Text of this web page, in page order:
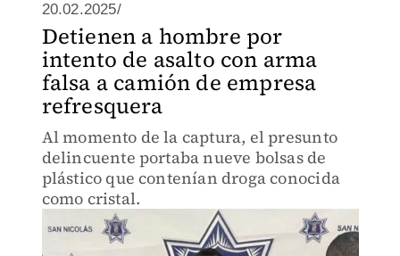
20.02.2025/
Detienen a hombre por
intento de asalto con arma
falsa a camión de empresa
refresquera
Al momento de la captura, el presunto
delincuente portaba nueve bolsas de
plástico que contenían droga conocida
como cristal.